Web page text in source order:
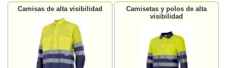
Camisas de alta visibilidad
Camisetas y polos de alta
visibilidad